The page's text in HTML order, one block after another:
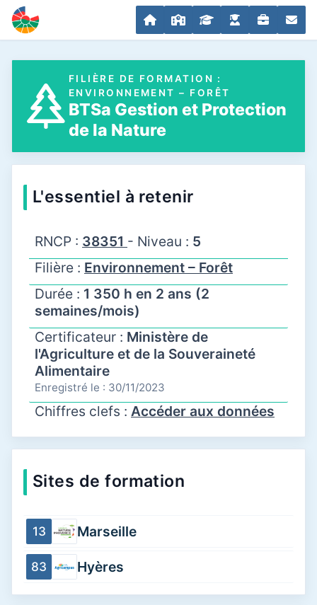
FILIÈRE DE FORMATION :
ENVIRONNEMENT – FORÊT
BTSa Gestion et Protection
de la Nature
L'essentiel à retenir
RNCP : 38351 - Niveau : 5
Filière : Environnement – Forêt
Durée : 1 350 h en 2 ans (2
semaines/mois)
Certificateur : Ministère de
l'Agriculture et de la Souveraineté
Alimentaire
Enregistré le : 30/11/2023
Chiffres clefs : Accéder aux données
Sites de formation
13 Marseille
83 Hyères